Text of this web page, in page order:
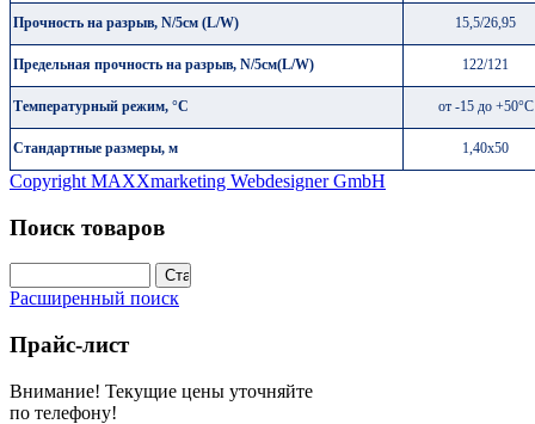
Прочность на разрыв, N/5см (L/W) 15,5/26,95
Предельная прочность на разрыв, N/5см(L/W) 122/121
Температурный режим, °С от -15 до +50°С
Стандартные размеры, м 1,40х50
Copyright MAXXmarketing Webdesigner GmbH
Поиск товаров
Расширенный поиск
Прайс-лист
Внимание! Текущие цены уточняйте
по телефону!